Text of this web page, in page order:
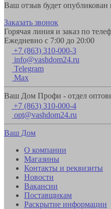
Ваш отзыв будет
Заказать звонок
Горячая линия и заказ по
Ежедневно с 7:00 до 20:00
+7 (863) 310-000-3
info@vashdom24.ru
Telegram
Max
Ваш Дом Профи - отдел
+7 (863) 310-000-4
opt@vashdom24.ru
Ваш Дом
О компании
Магазины
Контакты и реквизиты
Новости
Вакансии
Поставщикам
Раскрытие информации